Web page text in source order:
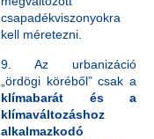
csapadékviszonyokra
kell méretezni.
9. Az urbanizáció
„ördögi köréből” csak a
klímabarát és a
klímaváltozáshoz
alkalmazkodó